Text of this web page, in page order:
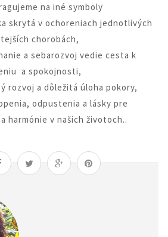
na iné symboly
skrytá v ochoreniach jednotlivých
chorobách,
a sebarozvoj vedie cesta k
a spokojnosti,
rozvoj a dôležitá úloha pokory,
odpustenia a lásky pre
harmónie v našich životoch..